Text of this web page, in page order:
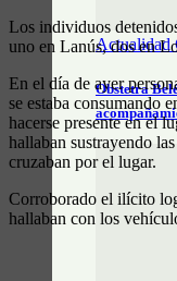
Actualidad
Obstetra
Los individuos
uno en Lanús, dos en
En el día de ayer
se estaba consumando
hacerse presente en el
hallaban sustrayendo
cruzaban por el lugar.
Corroborado el ilícito
hallaban con los